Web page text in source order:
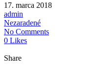
17. marca 2018
admin
Nezaradené
No Comments
0 Likes
Share